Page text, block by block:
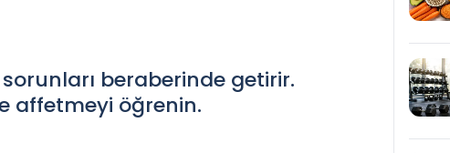
beraberinde getirir.
affetmeyi öğrenin.